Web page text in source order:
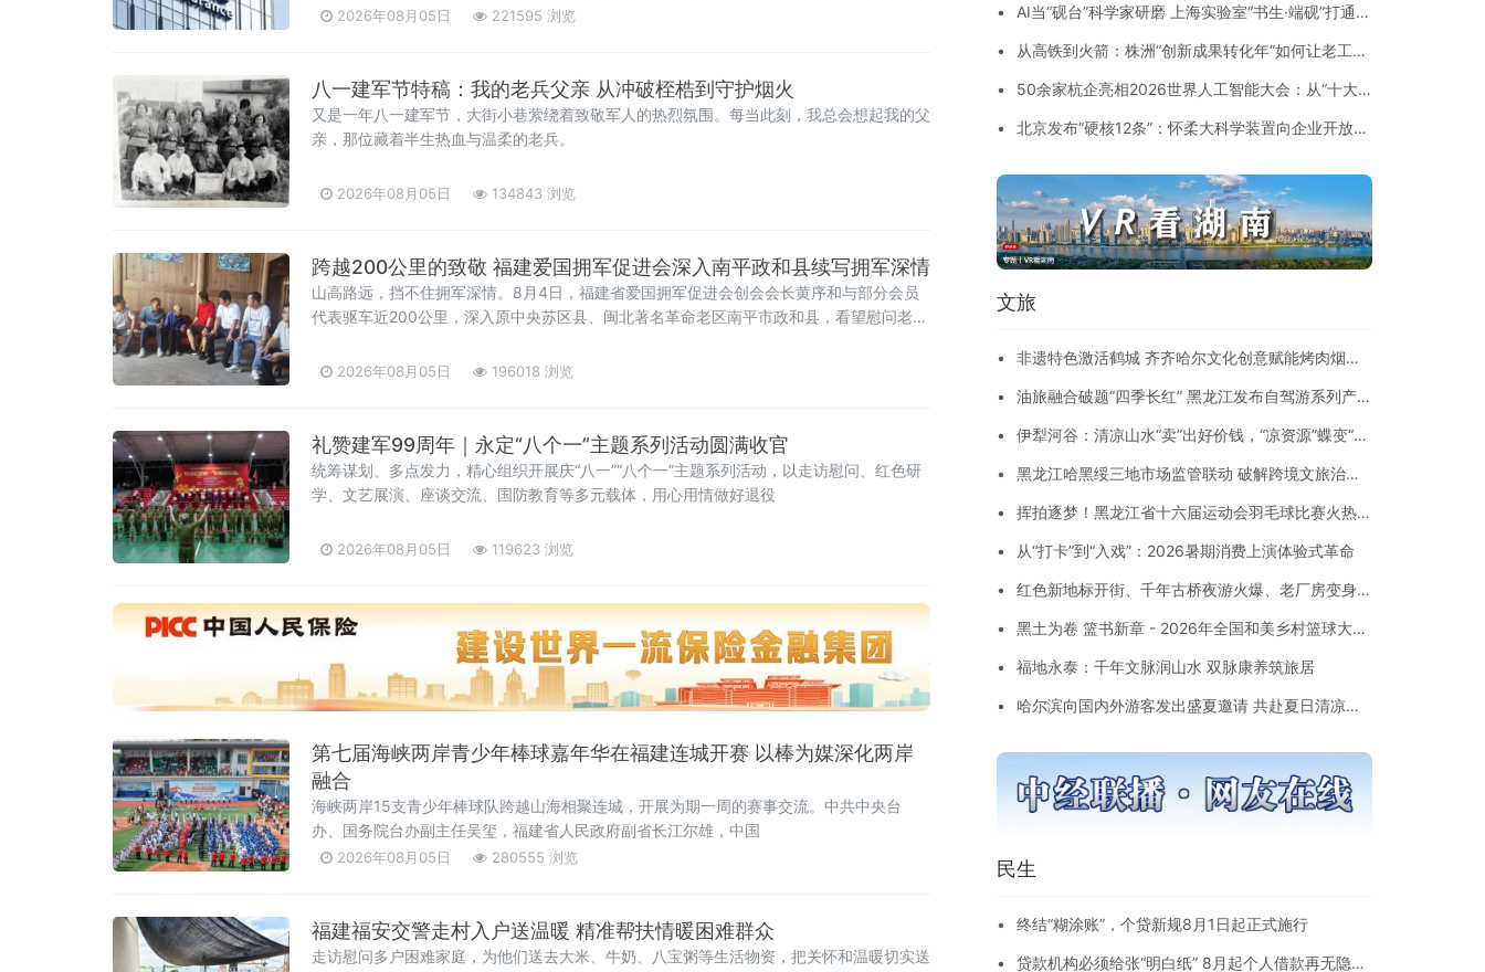
反保险欺诈专项宣传活动，在红色文旅场景中面向往来市民普及反诈知识，揭露各类保险诈
2026年08月05日 221595 浏览
八一建军节特稿：我的老兵父亲 从冲破桎梏到守护烟火
又是一年八一建军节，大街小巷萦绕着致敬军人的热烈氛围。每当此刻，我总会想起我的父
亲，那位藏着半生热血与温柔的老兵。
2026年08月05日 134843 浏览
跨越200公里的致敬 福建爱国拥军促进会深入南平政和县续写拥军深情
山高路远，挡不住拥军深情。8月4日，福建省爱国拥军促进会创会会长黄序和与部分会员
代表驱车近200公里，深入原中央苏区县、闽北著名革命老区南平市政和县，看望慰问老退
海、县退役军人事务局党组书记邵建才等陪同下，慰问组一行顶着酷暑，翻山越岭，走村入
2026年08月05日 196018 浏览
礼赞建军99周年｜永定“八个一”主题系列活动圆满收官
统筹谋划、多点发力，精心组织开展庆“八一”“八个一”主题系列活动，以走访慰问、红色研
学、文艺展演、座谈交流、国防教育等多元载体，用心用情做好退役
2026年08月05日 119623 浏览
第七届海峡两岸青少年棒球嘉年华在福建连城开赛 以棒为媒深化两岸
融合
海峡两岸15支青少年棒球队跨越山海相聚连城，开展为期一周的赛事交流。中共中央台
办、国务院台办副主任吴玺，福建省人民政府副省长江尔雄，中国
2026年08月05日 280555 浏览
福建福安交警走村入户送温暖 精准帮扶情暖困难群众
走访慰问多户困难家庭，为他们送去大米、牛奶、八宝粥等生活物资，把关怀和温暖切实送
•
AI当“砚台”科学家研磨 上海实验室“书生·端砚”打通科
•
从高铁到火箭：株洲“创新成果转化年”如何让老工业
•
50余家杭企亮相2026世界人工智能大会：从“十大
•
北京发布“硬核12条”：怀柔大科学装置向企业开放专
文旅
•
非遗特色激活鹤城 齐齐哈尔文化创意赋能烤肉烟火
•
油旅融合破题“四季长红” 黑龙江发布自驾游系列产品
•
伊犁河谷：清凉山水“卖”出好价钱，“凉资源”蝶变“热
•
黑龙江哈黑绥三地市场监管联动 破解跨境文旅治理
•
挥拍逐梦！黑龙江省十六届运动会羽毛球比赛火热开
•
从“打卡”到“入戏”：2026暑期消费上演体验式革命
•
红色新地标开街、千年古桥夜游火爆、老厂房变身打
•
黑土为卷 篮书新章 - 2026年全国和美乡村篮球大赛
•
福地永泰：千年文脉润山水 双脉康养筑旅居
•
哈尔滨向国内外游客发出盛夏邀请 共赴夏日清凉美
民生
• 终结“糊涂账”，个贷新规8月1日起正式施行
• 贷款机构必须给张“明白纸” 8月起个人借款再无隐性